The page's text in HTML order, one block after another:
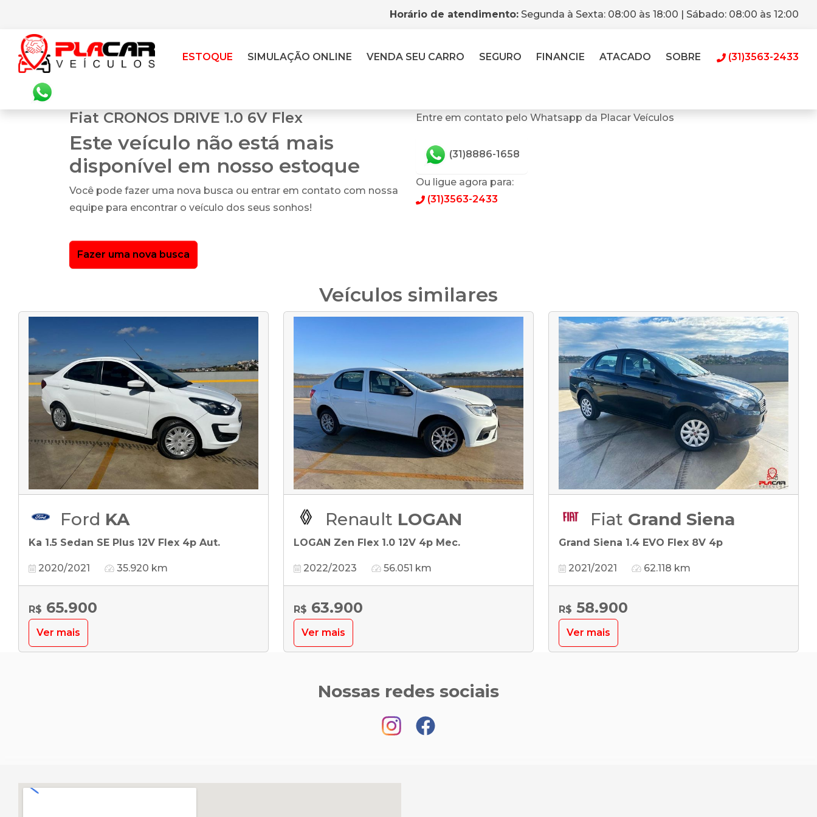
Horário de atendimento: Segunda à Sexta: 08:00 às 18:00 | Sábado: 08:00 às 12:00
ESTOQUE SIMULAÇÃO ONLINE VENDA SEU CARRO SEGURO FINANCIE ATACADO SOBRE (31)3563-2433
Fiat CRONOS DRIVE 1.0 6V Flex
Este veículo não está mais
disponível em nosso estoque
Você pode fazer uma nova busca ou entrar em contato com nossa
equipe para encontrar o veículo dos seus sonhos!
Fazer uma nova busca
Entre em contato pelo Whatsapp da Placar Veículos
(31)8886-1658
Ou ligue agora para:
(31)3563-2433
Veículos similares
Ford KA
Ka 1.5 Sedan SE Plus 12V Flex 4p Aut.
2020/2021 35.920 km
R$ 65.900
Ver mais
Renault LOGAN
LOGAN Zen Flex 1.0 12V 4p Mec.
2022/2023 56.051 km
R$ 63.900
Ver mais
Fiat Grand Siena
Grand Siena 1.4 EVO Flex 8V 4p
2021/2021 62.118 km
R$ 58.900
Ver mais
Nossas redes sociais